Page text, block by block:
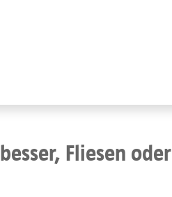
Fliesen oder